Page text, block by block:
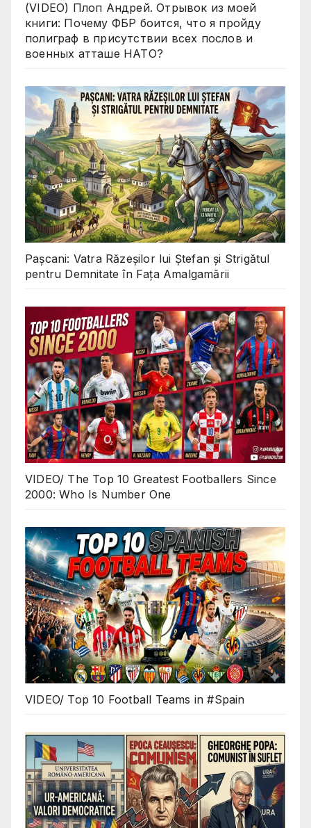
(VIDEO) Плоп Андрей. Отрывок из моей
книги: Почему ФБР боится, что я пройду
полиграф в присутствии всех послов и
военных атташе НАТО?
Pașcani: Vatra Răzeșilor lui Ștefan și Strigătul
pentru Demnitate în Fața Amalgamării
VIDEO/ The Top 10 Greatest Footballers Since
2000: Who Is Number One
VIDEO/ Top 10 Football Teams in #Spain